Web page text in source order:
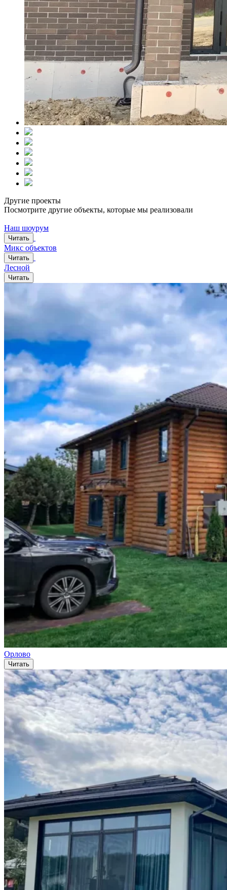
Другие проекты
Посмотрите другие объекты, которые мы реализовали
Наш шоурум
Читать
Микс объектов
Читать
Лесной
Читать
Орлово
Читать